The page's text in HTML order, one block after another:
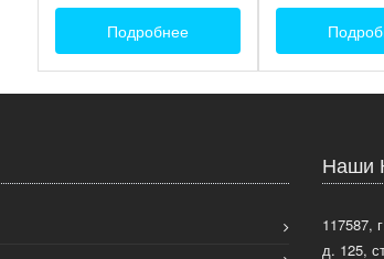
Подробнее
Наши
117587,
д. 125,